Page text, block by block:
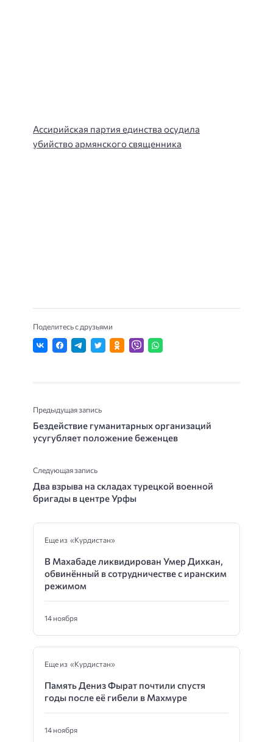
Ассирийская партия единства осудила
убийство армянского священника
Поделитесь с друзьями
Предыдущая запись
Бездействие гуманитарных организаций
усугубляет положение беженцев
Следующая запись
Два взрыва на складах турецкой военной
бригады в центре Урфы
Еще из «Курдистан»
В Махабаде ликвидирован Умер Дихкан,
обвинённый в сотрудничестве с иранским
режимом
14 ноября
Еще из «Курдистан»
Память Дениз Фырат почтили спустя
годы после её гибели в Махмуре
14 ноября